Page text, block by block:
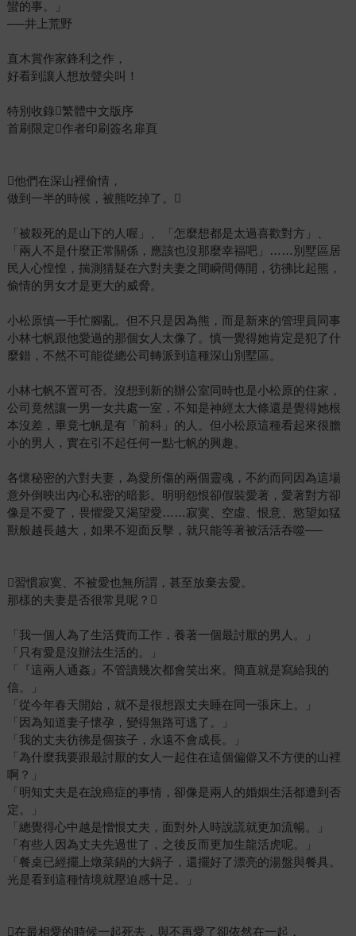
蠻的事。」
──井上荒野
直木賞作家鋒利之作，
好看到讓人想放聲尖叫！
特別收錄繁體中文版序
首刷限定作者印刷簽名扉頁
他們在深山裡偷情，
做到一半的時候，被熊吃掉了。
「被殺死的是山下的人喔」、「怎麼想都是太過喜歡對方」、
「兩人不是什麼正常關係，應該也沒那麼幸福吧」……別墅區居
民人心惶惶，揣測猜疑在六對夫妻之間瞬間傳開，彷彿比起熊，
偷情的男女才是更大的威脅。
小松原慎一手忙腳亂。但不只是因為熊，而是新來的管理員同事
小林七帆跟他愛過的那個女人太像了。慎一覺得她肯定是犯了什
麼錯，不然不可能從總公司轉派到這種深山別墅區。
小林七帆不置可否。沒想到新的辦公室同時也是小松原的住家，
公司竟然讓一男一女共處一室，不知是神經太大條還是覺得她根
本沒差，畢竟七帆是有「前科」的人。但小松原這種看起來很膽
小的男人，實在引不起任何一點七帆的興趣。
各懷秘密的六對夫妻，為愛所傷的兩個靈魂，不約而同因為這場
意外倒映出內心私密的暗影。明明怨恨卻假裝愛著，愛著對方卻
像是不愛了，畏懼愛又渴望愛……寂寞、空虛、恨意、慾望如猛
獸般越長越大，如果不迎面反擊，就只能等著被活活吞噬──
習慣寂寞、不被愛也無所謂，甚至放棄去愛。
那樣的夫妻是否很常見呢？
「我一個人為了生活費而工作，養著一個最討厭的男人。」
「只有愛是沒辦法生活的。」
「『這兩人通姦』不管讀幾次都會笑出來。簡直就是寫給我的
信。」
「從今年春天開始，就不是很想跟丈夫睡在同一張床上。」
「因為知道妻子懷孕，變得無路可逃了。」
「我的丈夫彷彿是個孩子，永遠不會成長。」
「為什麼我要跟最討厭的女人一起住在這個偏僻又不方便的山裡
啊？」
「明知丈夫是在說癌症的事情，卻像是兩人的婚姻生活都遭到否
定。」
「總覺得心中越是憎恨丈夫，面對外人時說謊就更加流暢。」
「有些人因為丈夫先過世了，之後反而更加生龍活虎呢。」
「餐桌已經擺上燉菜鍋的大鍋子，還擺好了漂亮的湯盤與餐具。
光是看到這種情境就壓迫感十足。」
在最相愛的時候一起死去，與不再愛了卻依然在一起，